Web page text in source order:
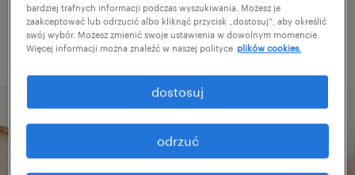
kluczowe i sprawdź, czy zostały zapisane
poprawnie.
bardziej trafnych informacji podczas wyszukiwania. Możesz je
zaakceptować lub odrzucić albo kliknąć przycisk „dostosuj”, aby określić
swój wybór. Możesz zmienić swoje ustawienia w dowolnym momencie.
Więcej informacji można znaleźć w naszej polityce plików cookies.
odrzuć
dostosuj